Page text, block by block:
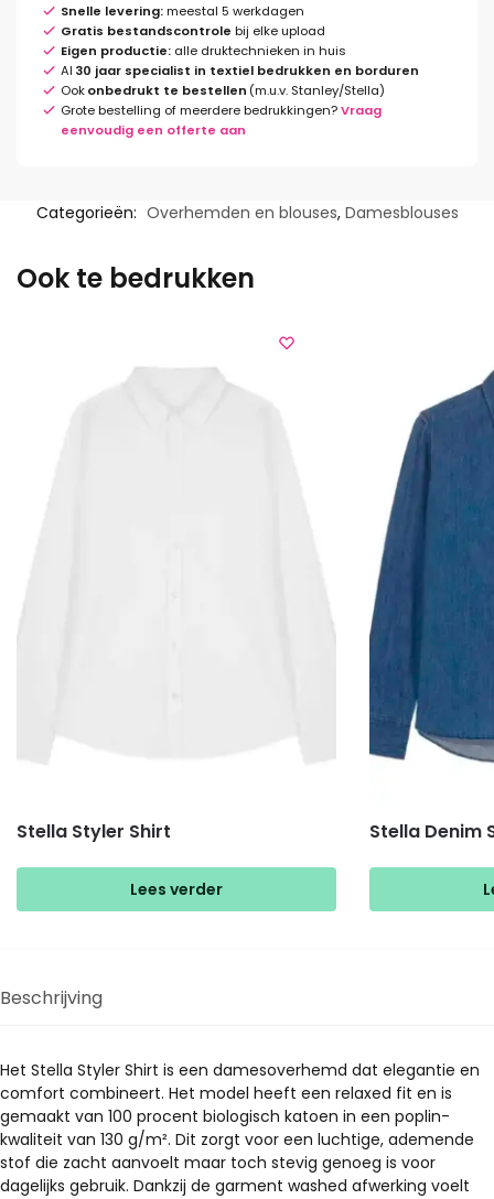
Snelle levering:meestal 5 werkdagen
Gratis bestandscontrole bij elke upload
Eigen productie: alle druktechnieken in huis
Al 30 jaar specialist in textiel bedrukken en borduren
Ookonbedrukt te bestellen (m.u.v. Stanley/Stella)
Grote bestelling of meerdere bedrukkingen?Vraag
eenvoudig een offerte aan
Categorieën: Overhemden en blouses, Damesblouses
Ook te bedrukken
Stella Styler Shirt
Lees verder
Stella Denim
Beschrijving
Het Stella Styler Shirt is een damesoverhemd dat elegantie en
comfort combineert. Het model heeft een relaxed fit en is
gemaakt van 100 procent biologisch katoen in een poplin-
kwaliteit van 130 g/m². Dit zorgt voor een luchtige, ademende
stof die zacht aanvoelt maar toch stevig genoeg is voor
dagelijks gebruik. Dankzij de garment washed afwerking voelt